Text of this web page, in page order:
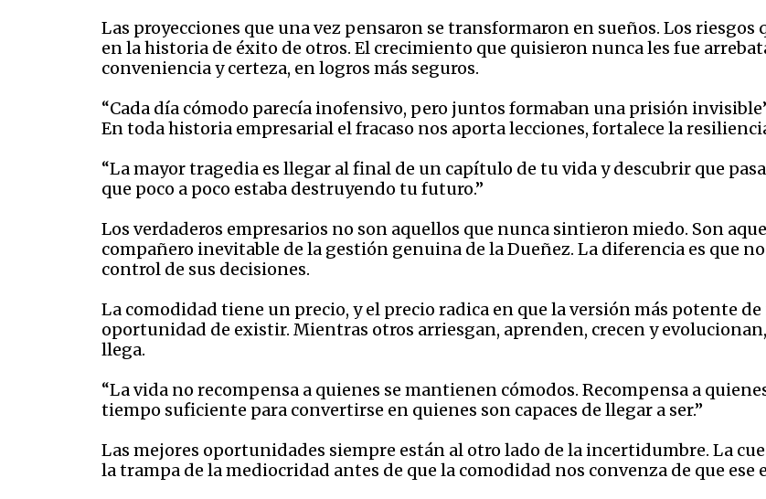
Las proyecciones que una vez pensaron se transformaron en sueños. Los
en la historia de éxito de otros. El crecimiento que quisieron nunca les fue
conveniencia y certeza, en logros más seguros.
“Cada día cómodo parecía inofensivo, pero juntos formaban una prisión
En toda historia empresarial el fracaso nos aporta lecciones, fortalece la
“La mayor tragedia es llegar al final de un capítulo de tu vida y descubrir que
que poco a poco estaba destruyendo tu futuro.”
Los verdaderos empresarios no son aquellos que nunca sintieron miedo. Son
compañero inevitable de la gestión genuina de la Dueñez. La diferencia es que
control de sus decisiones.
La comodidad tiene un precio, y el precio radica en que la versión más potente
oportunidad de existir. Mientras otros arriesgan, aprenden, crecen y
llega.
“La vida no recompensa a quienes se mantienen cómodos. Recompensa a
tiempo suficiente para convertirse en quienes son capaces de llegar a ser.”
Las mejores oportunidades siempre están al otro lado de la incertidumbre. La
la trampa de la mediocridad antes de que la comodidad nos convenza de que ese